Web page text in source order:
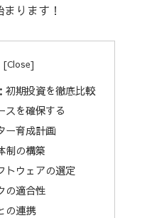
ります！
初期投資を徹底比較
スを確保する
ー育成計画
制の構築
トウェアの選定
の適合性
の連携